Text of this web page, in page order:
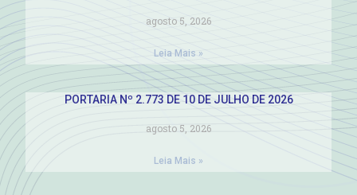
agosto 5, 2026
Leia Mais »
PORTARIA Nº 2.773 DE 10 DE JULHO DE 2026
agosto 5, 2026
Leia Mais »